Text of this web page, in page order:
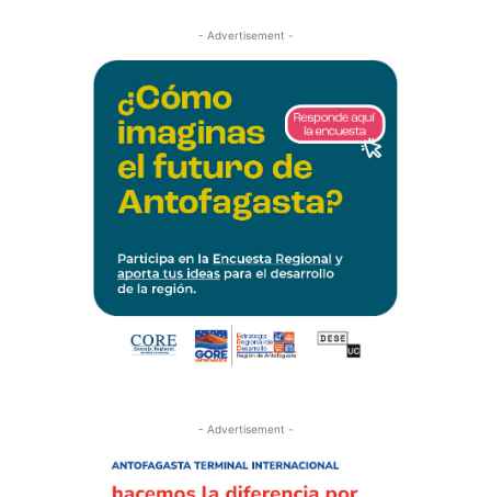
- Advertisement -
- Advertisement -